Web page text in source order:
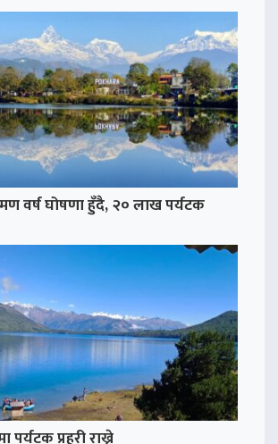
वर्ष घोषणा हुँदै, २० लाख पर्यटक
पर्यटक प्रहरी राख्ने